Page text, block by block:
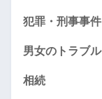
犯罪・刑事事件
男女のトラブル
相続